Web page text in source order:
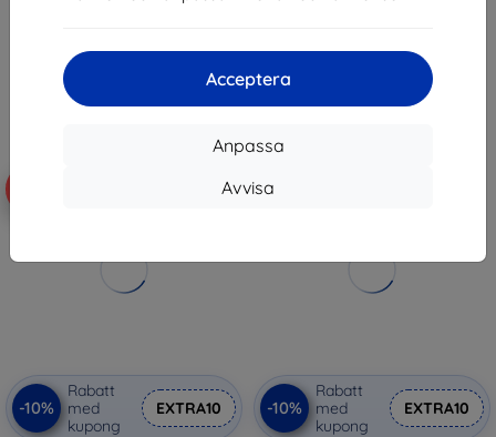
Acceptera
Anpassa
Avvisa
(5903108412957)
103 kr I lager > 5 st
-10%
Rabatt
med
kupong
EXTRA10
-10%
-10%
Rabatt
med
kupong
EXTRA10